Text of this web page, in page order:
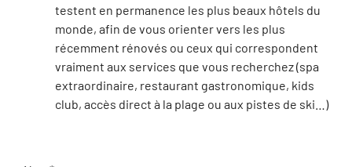
testent en permanence les plus beaux hôtels du
monde, afin de vous orienter vers les plus
récemment rénovés ou ceux qui correspondent
vraiment aux services que vous recherchez (spa
extraordinaire, restaurant gastronomique, kids
club, accès direct à la plage ou aux pistes de ski…)